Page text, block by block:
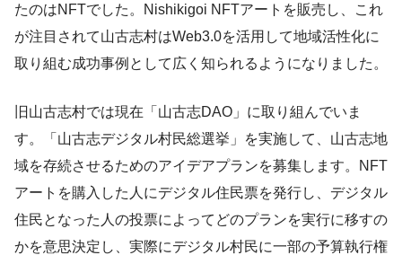
たのはNFTでした。Nishikigoi NFTアートを販売し、これ
が注目されて山古志村はWeb3.0を活用して地域活性化に
取り組む成功事例として広く知られるようになりました。
旧山古志村では現在「山古志DAO」に取り組んでいま
す。「山古志デジタル村民総選挙」を実施して、山古志地
域を存続させるためのアイデアプランを募集します。NFT
アートを購入した人にデジタル住民票を発行し、デジタル
住民となった人の投票によってどのプランを実行に移すの
かを意思決定し、実際にデジタル村民に一部の予算執行権